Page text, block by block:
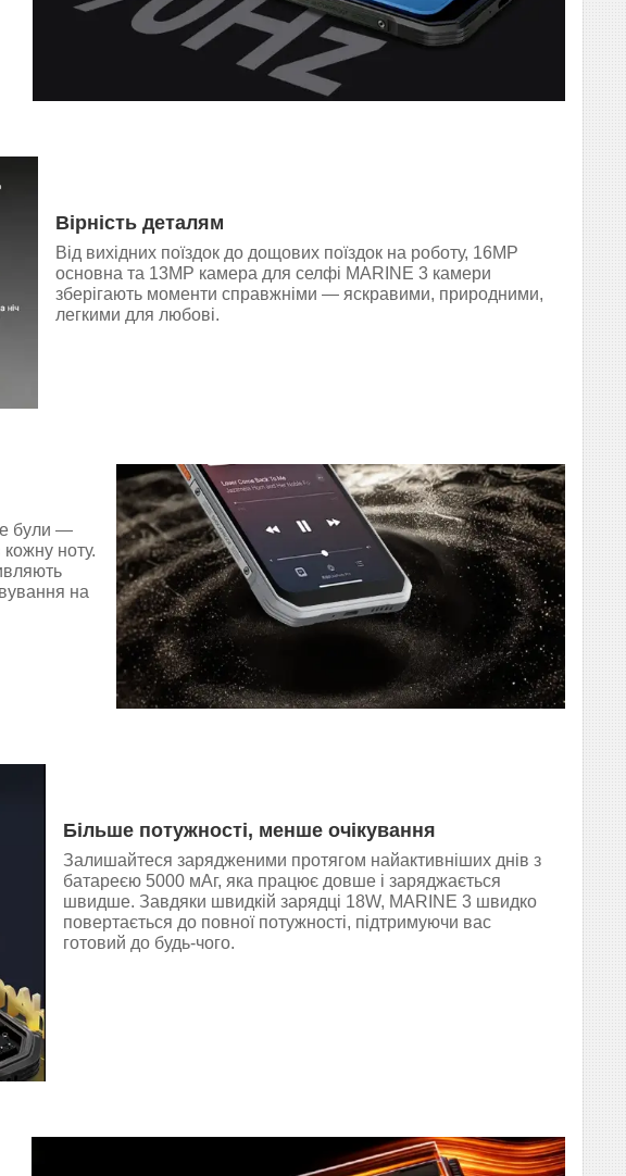
Вірність деталям
Від вихідних поїздок до дощових поїздок на роботу, 16MP
основна та 13MP камера для селфі MARINE 3 камери
зберігають моменти справжніми — яскравими, природними,
легкими для любові.
були —
кожну ноту.
на
Більше потужності, менше очікування
Залишайтеся зарядженими протягом найактивніших днів з
батареєю 5000 мАг, яка працює довше і заряджається
швидше. Завдяки швидкій зарядці 18W, MARINE 3 швидко
повертається до повної потужності, підтримуючи вас
готовий до будь-чого.